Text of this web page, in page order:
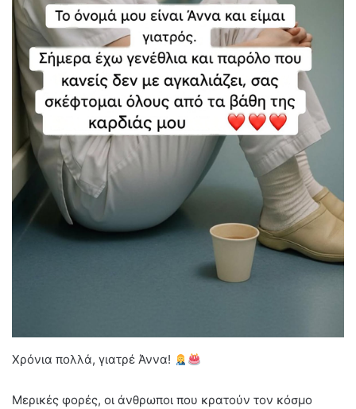
Χρόνια πολλά, γιατρέ Άννα!
Μερικές φορές, οι άνθρωποι που κρατούν τον κόσμο